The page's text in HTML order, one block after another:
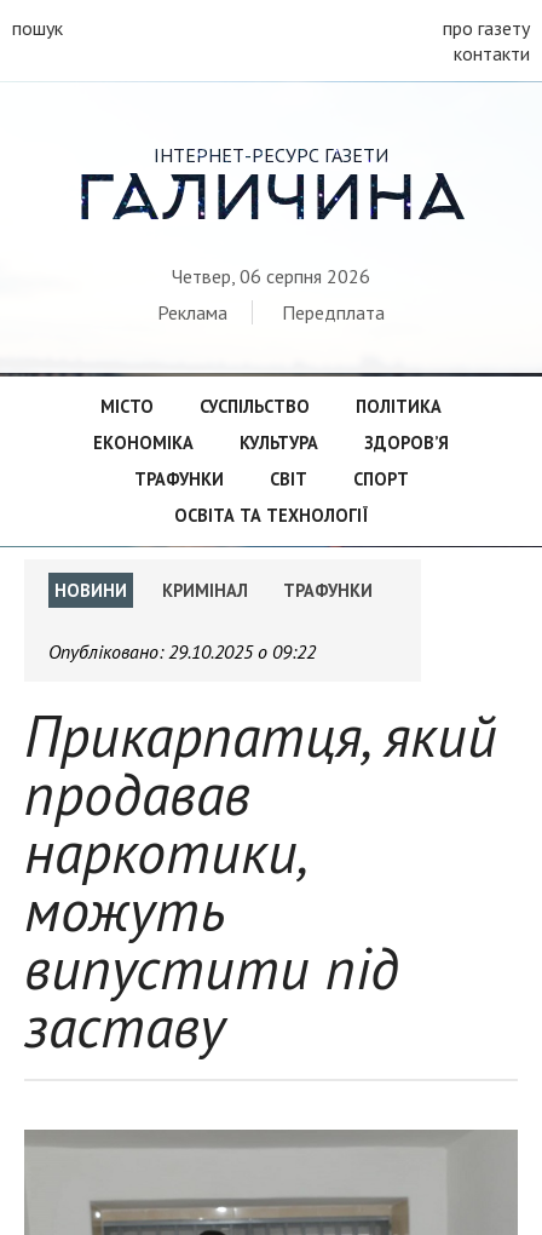
пошук
про газету
контакти
ІНТЕРНЕТ-РЕСУРС ГАЗЕТИ
ГАЛИЧИНА
Четвер, 06 серпня 2026
Реклама
Передплата
МІСТО СУСПІЛЬСТВО
ПОЛІТИКА
ЕКОНОМІКА
КУЛЬТУРА
ЗДОРОВ’Я
ТРАФУНКИ
СВІТ
СПОРТ
ОСВІТА ТА ТЕХНОЛОГІЇ
НОВИНИ КРИМІНАЛ ТРАФУНКИ
Опубліковано:29.10.2025 о 09:22
Прикарпатця, який
продавав
наркотики,
можуть
випустити під
заставу